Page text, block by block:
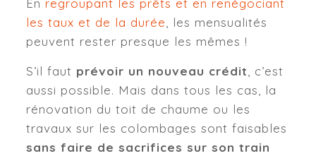
En regroupant les prêts et en renégociant
les taux et de la durée , les mensualités
peuvent rester presque les mêmes !
S’il faut prévoir un nouveau crédit , c’est
aussi possible. Mais dans tous les cas, la
rénovation du toit de chaume ou les
travaux sur les colombages sont faisables
sans faire de sacrifices sur son train